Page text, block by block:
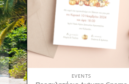
EVENTS